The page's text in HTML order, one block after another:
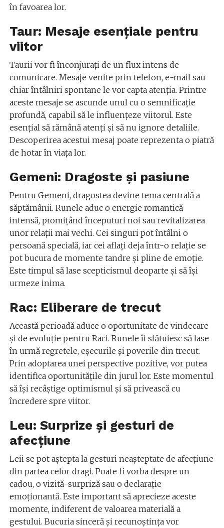
în favoarea lor.
Taur: Mesaje esențiale pentru
viitor
Taurii vor fi înconjurați de un flux intens de
comunicare. Mesaje venite prin telefon, e-mail sau
chiar întâlniri spontane le vor capta atenția. Printre
aceste mesaje se ascunde unul cu o semnificație
profundă, capabil să le influențeze viitorul. Este
esențial să rămână atenți și să nu ignore detaliile.
Descoperirea acestui mesaj poate reprezenta o piatră
de hotar în viața lor.
Gemeni: Dragoste și pasiune
Pentru Gemeni, dragostea devine tema centrală a
săptămânii. Runele aduc o energie romantică
intensă, promițând începuturi noi sau revitalizarea
unor relații mai vechi. Cei singuri pot întâlni o
persoană specială, iar cei aflați deja într-o relație se
pot bucura de momente tandre și pline de emoție.
Este timpul să lase scepticismul deoparte și să își
urmeze inima.
Rac: Eliberare de trecut
Această perioadă aduce o oportunitate de vindecare
și de evoluție pentru Raci. Runele îi sfătuiesc să lase
în urmă regretele, eșecurile și poverile din trecut.
Prin adoptarea unei perspective pozitive, vor putea
identifica oportunitățile din jurul lor. Este momentul
să își recâștige optimismul și să privească cu
încredere spre viitor.
Leu: Surprize și gesturi de
afecțiune
Leii se pot aștepta la gesturi neașteptate de afecțiune
din partea celor dragi. Poate fi vorba despre un
cadou, o vizită-surpriză sau o declarație
emoționantă. Este important să aprecieze aceste
momente, indiferent de valoarea materială a
gestului. Bucuria sinceră și recunoștința vor